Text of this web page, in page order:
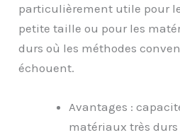
particulièrement utile pour
petite taille ou pour les
durs où les méthodes
échouent.
Avantages :
matériaux très